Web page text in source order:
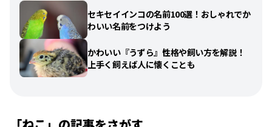
セキセイインコの名前100選！おしゃれでか
わいい名前をつけよう
かわいい『うずら』性格や飼い方を解説！
上手く飼えば人に懐くことも